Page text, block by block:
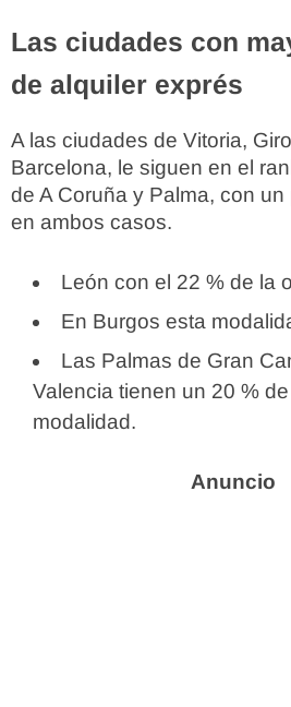
Las ciudades con
de alquiler exprés
A las ciudades de Vitoria,
Barcelona, le siguen en el
de A Coruña y Palma, con
en ambos casos.
León con el 22 % de la
En Burgos esta
Las Palmas de Gran
Valencia tienen un 20 %
modalidad.